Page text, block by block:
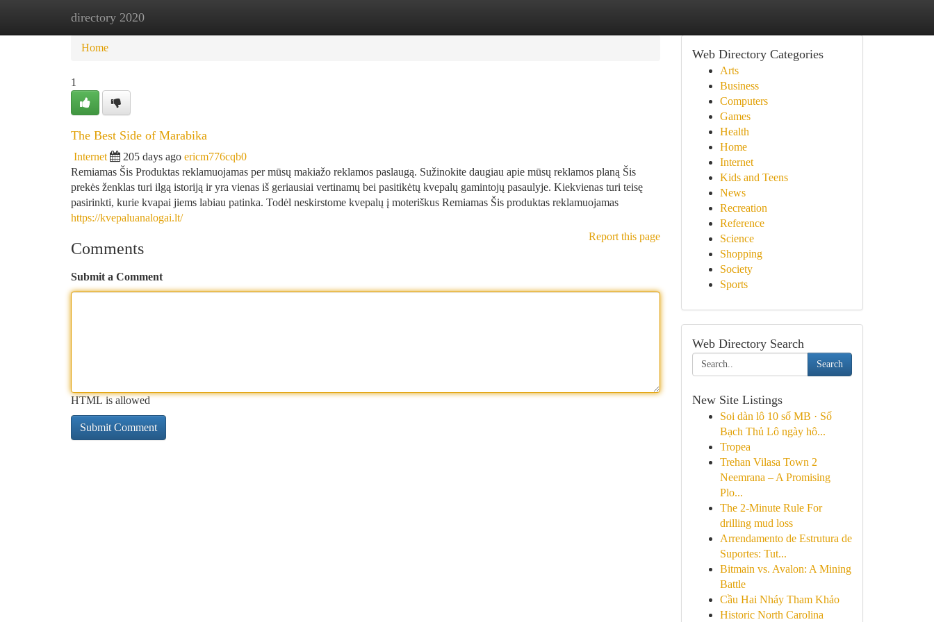
directory 2020
Home New Site Listings
Home
1
The Best Side of Marabika
Internet 205 days ago ericm776cqb0
Remiamas Šis Produktas reklamuojamas per mūsų makiažo reklamos paslaugą. Sužinokite daugiau apie mūsų reklamos planą Šis
prekės ženklas turi ilgą istoriją ir yra vienas iš geriausiai vertinamų bei pasitikėtų kvepalų gamintojų pasaulyje. Kiekvienas turi teisę
pasirinkti, kurie kvapai jiems labiau patinka. Todėl neskirstome kvepalų į moteriškus Remiamas Šis produktas reklamuojamas
https://kvepaluanalogai.lt/
Report this page
Comments
Submit a Comment
HTML is allowed
Web Directory Categories
Arts
Business
Computers
Games
Health
Home
Internet
Kids and Teens
News
Recreation
Reference
Science
Shopping
Society
Sports
Web Directory Search
Search
New Site Listings
Soi dàn lô 10 số MB · Số
Bạch Thủ Lô ngày hô...
Tropea
Trehan Vilasa Town 2
Neemrana – A Promising
Plo...
The 2-Minute Rule For
drilling mud loss
Arrendamento de Estrutura de
Suportes: Tut...
Bitmain vs. Avalon: A Mining
Battle
Cầu Hai Nháy Tham Khảo
Historic North Carolina